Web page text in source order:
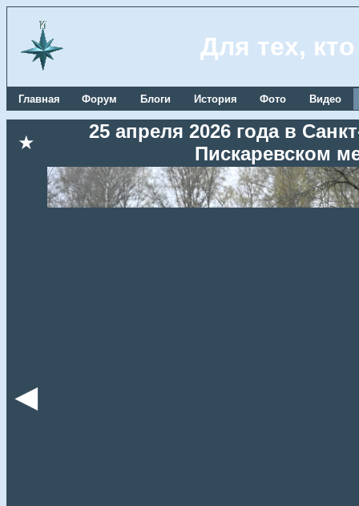
Для тех,
Главная Форум Блоги История Фото Видео
★
25 апреля 2026 года в
Пискаревском
◄